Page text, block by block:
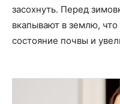
засохнуть. Перед
вкапывают в землю, что
состояние почвы и